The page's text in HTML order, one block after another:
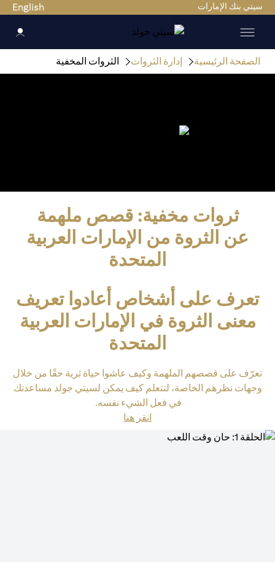
سيتي بنك الإمارات English
الصفحة الرئيسية إدارة الثروات الثروات المخفية
ثروات مخفية: قصص ملهمة
عن الثروة من الإمارات العربية
المتحدة
تعرف على أشخاص أعادوا تعريف
معنى الثروة في الإمارات العربية
المتحدة
تعرّف على قصصهم الملهمة وكيف عاشوا حياة ثرية حقًا من خلال
وجهات نظرهم الخاصة، لتتعلم كيف يمكن لسيتي جولد مساعدتك
في فعل الشيء نفسه.
انقر هنا